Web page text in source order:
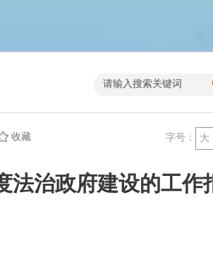
收藏 字号： 大
法治政府建设的工作